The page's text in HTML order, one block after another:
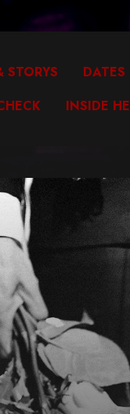
STORYS DATES
INSIDE